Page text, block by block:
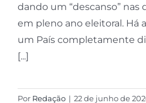
dando um “descanso” nas
em pleno ano eleitoral. Há
um País completamente
[...]
Por Redação | 22 de junho de